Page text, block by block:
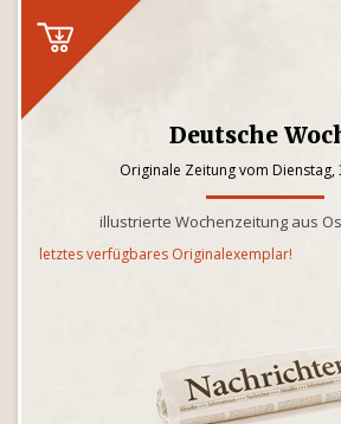
Deutsche
Originale Zeitung vom Dienstag,
illustrierte Wochenzeitung aus
letztes verfügbares Originalexemplar!